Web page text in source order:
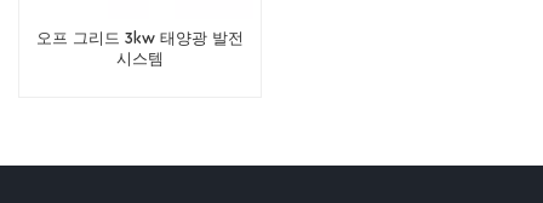
오프 그리드 3kw 태양광 발전
시스템